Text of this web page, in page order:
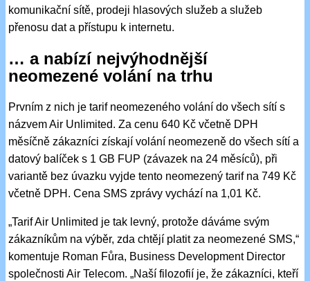
komunikační sítě, prodeji hlasových služeb a služeb
přenosu dat a přístupu k internetu.
… a nabízí nejvýhodnější
neomezené volání na trhu
Prvním z nich je tarif neomezeného volání do všech sítí s
názvem Air Unlimited. Za cenu 640 Kč včetně DPH
měsíčně zákazníci získají volání neomezeně do všech sítí a
datový balíček s 1 GB FUP (závazek na 24 měsíců), při
variantě bez úvazku vyjde tento neomezený tarif na 749 Kč
včetně DPH. Cena SMS zprávy vychází na 1,01 Kč.
„Tarif Air Unlimited je tak levný, protože dáváme svým
zákazníkům na výběr, zda chtějí platit za neomezené SMS,“
komentuje Roman Fůra, Business Development Director
společnosti Air Telecom. „Naší filozofií je, že zákazníci, kteří